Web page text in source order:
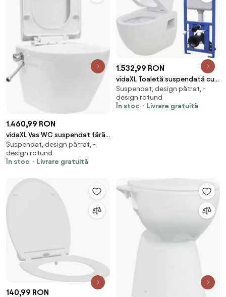
1.460,99 RON
vidaXL Vas WC suspendat fără
ramă cu funcție de bideu, alb,
ceramică
Suspendat, design pătrat, -
design rotund
În stoc
Livrare gratuită
1.532,99 RON
vidaXL Toaletă suspendată cu
rezervor WC ascuns, alb,
ceramică
Suspendat, design pătrat, -
design rotund
În stoc
Livrare gratuită
140,99 RON